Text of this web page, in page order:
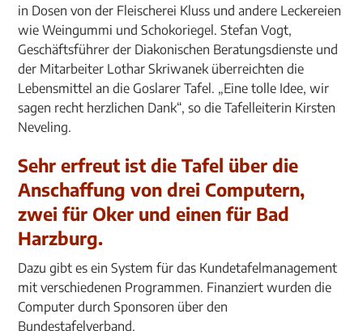
in Dosen von der Fleischerei Kluss und andere Leckereien
wie Weingummi und Schokoriegel. Stefan Vogt,
Geschäftsführer der Diakonischen Beratungsdienste und
der Mitarbeiter Lothar Skriwanek überreichten die
Lebensmittel an die Goslarer Tafel. „Eine tolle Idee, wir
sagen recht herzlichen Dank“, so die Tafelleiterin Kirsten
Neveling.
Sehr erfreut ist die Tafel über die
Anschaffung von drei Computern,
zwei für Oker und einen für Bad
Harzburg.
Dazu gibt es ein System für das Kundetafelmanagement
mit verschiedenen Programmen. Finanziert wurden die
Computer durch Sponsoren über den
Bundestafelverband.